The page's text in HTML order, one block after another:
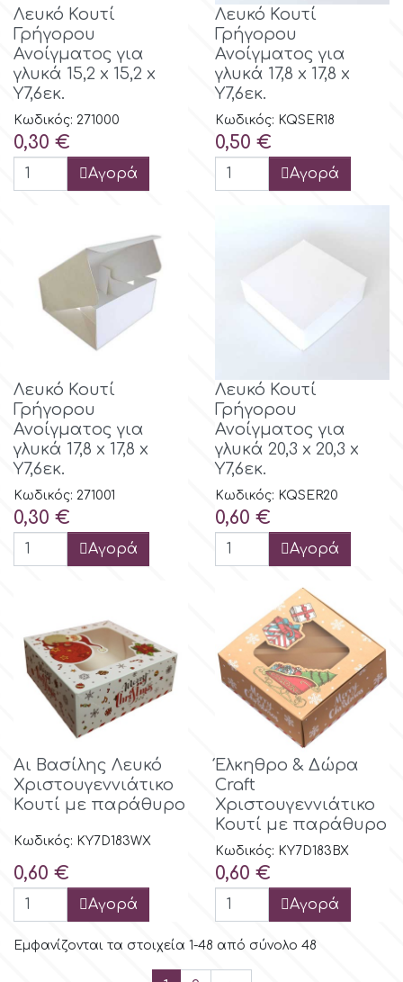
Λευκό Κουτί
Γρήγορου
Ανοίγματος για
γλυκά 15,2 x 15,2 x
Y7,6εκ.
Κωδικός: 271000
Τιμή
0,30 €
Αγορά
Λευκό Κουτί
Γρήγορου
Ανοίγματος για
γλυκά 17,8 x 17,8 x
Y7,6εκ.
Κωδικός: KQSER18
Τιμή
0,50 €
Αγορά
Λευκό Κουτί
Γρήγορου
Ανοίγματος για
γλυκά 17,8 x 17,8 x
Y7,6εκ.
Κωδικός: 271001
Τιμή
0,30 €
Αγορά
Λευκό Κουτί
Γρήγορου
Ανοίγματος για
γλυκά 20,3 x 20,3 x
Y7,6εκ.
Κωδικός: KQSER20
Τιμή
0,60 €
Αγορά
Αι Βασίλης Λευκό
Χριστουγεννιάτικο
Κουτί με παράθυρο
Κωδικός: KY7D183WX
Τιμή
0,60 €
Αγορά
Έλκηθρο & Δώρα
Craft
Χριστουγεννιάτικο
Κουτί με παράθυρο
Κωδικός: KY7D183BX
Τιμή
0,60 €
Αγορά
Εμφανίζονται τα στοιχεία 1-48 από σύνολο 48